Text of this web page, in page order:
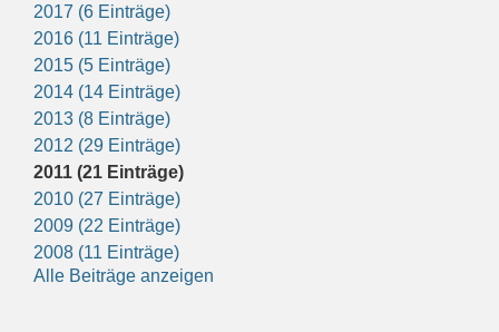
2017 (6 Einträge)
2016 (11 Einträge)
2015 (5 Einträge)
2014 (14 Einträge)
2013 (8 Einträge)
2012 (29 Einträge)
2011 (21 Einträge)
2010 (27 Einträge)
2009 (22 Einträge)
2008 (11 Einträge)
Alle Beiträge anzeigen